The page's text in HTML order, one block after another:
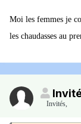
Moi les femmes je
les chaudasses au
Invités,